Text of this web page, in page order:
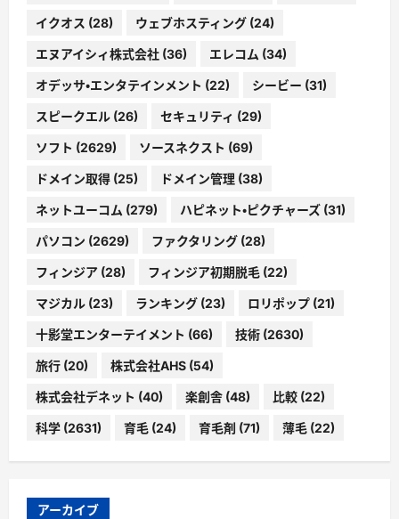
イクオス (28) ウェブホスティング (24)
エヌアイシィ株式会社 (36) エレコム (34)
オデッサ・エンタテインメント (22) シービー (31)
スピークエル (26) セキュリティ (29)
ソフト (2629) ソースネクスト (69)
ドメイン取得 (25) ドメイン管理 (38)
ネットユーコム (279) ハピネット・ピクチャーズ (31)
パソコン (2629) ファクタリング (28)
フィンジア (28) フィンジア初期脱毛 (22)
マジカル (23) ランキング (23) ロリポップ (21)
十影堂エンターテイメント (66) 技術 (2630)
旅行 (20) 株式会社AHS (54)
株式会社デネット (40) 楽創舎 (48) 比較 (22)
科学 (2631) 育毛 (24) 育毛剤 (71) 薄毛 (22)
アーカイブ